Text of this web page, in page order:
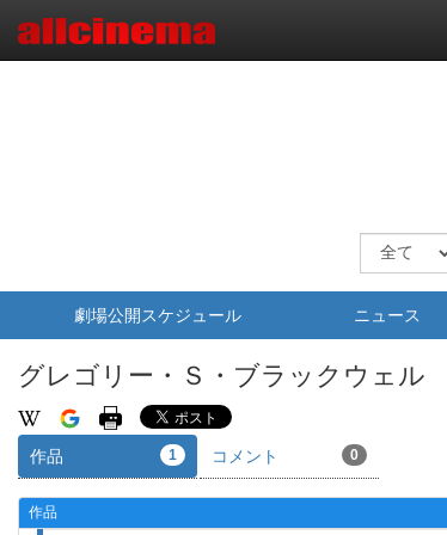
劇場公開スケジュール ニュース
グレゴリー・Ｓ・ブラックウェル
作品 1 コメント 0
作品